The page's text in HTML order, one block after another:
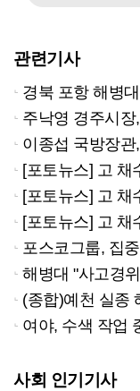
관련기사
경북 포항 해병
주낙영 경주시
이종섭 국방장
[포토뉴스] 고 채
[포토뉴스] 고 채
[포토뉴스] 고 채
포스코그룹, 집
해병대 "사고경
(종합)예천 실종 해병대
여야, 수색 작업
사회 인기기사